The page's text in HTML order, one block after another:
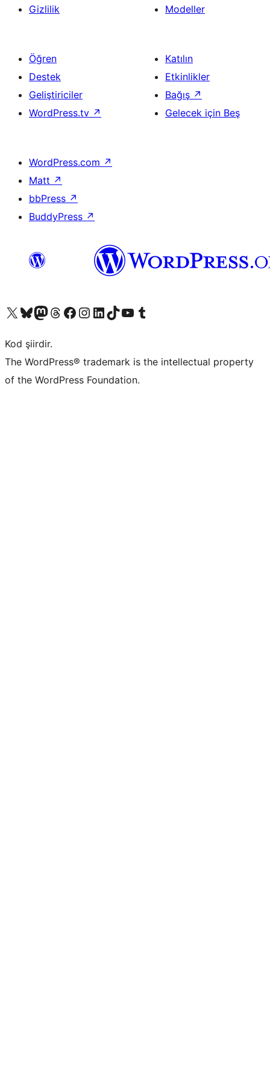
Gizlilik
Modeller
Öğren
Destek
Geliştiriciler
WordPress.tv ↗
Katılın
Etkinlikler
Bağış ↗
Gelecek için Beş
WordPress.com ↗
Matt ↗
bbPress ↗
BuddyPress ↗
X (eski Twitter) hesabımıza bakın
Bluesky hesabımızı ziyaret edinMastodon hesabımızı ziyaret edinThreads hesabımızı ziyaret edinFacebook sayfamızı ziyaret edinInstagram hesabımızı ziyaret edinLinkedIn hesabımızı ziyaret edinTikTok hesabımızı ziyaret edinYouTube kanalımızı ziyaret edinTumblr hesabımızı ziyaret edin
Kod şiirdir.
The WordPress® trademark is the intellectual property
of the WordPress Foundation.